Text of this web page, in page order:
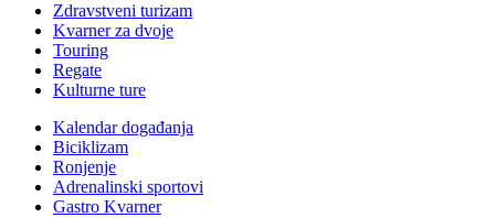
Zdravstveni turizam
Kvarner za dvoje
Touring
Regate
Kulturne ture
Kalendar događanja
Biciklizam
Ronjenje
Adrenalinski sportovi
Gastro Kvarner